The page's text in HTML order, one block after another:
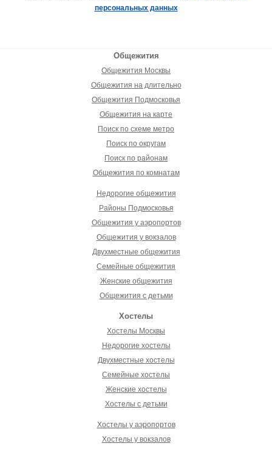
персональных данных
Общежития
Общежития Москвы
Общежития на длительно
Общежития Подмосковья
Общежития на карте
Поиск по схеме метро
Поиск по округам
Поиск по районам
Общежития по комнатам
Недорогие общежития
Районы Подмосковья
Общежития у аэропортов
Общежития у вокзалов
Двухместные общежития
Семейные общежития
Женские общежития
Общежития с детьми
Хостелы
Хостелы Москвы
Недорогие хостелы
Двухместные хостелы
Семейные хостелы
Женские хостелы
Хостелы с детьми
Хостелы у аэропортов
Хостелы у вокзалов